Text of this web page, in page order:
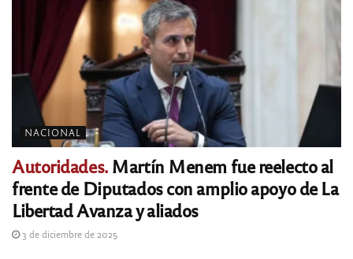
NACIONAL
Autoridades.Martín Menem fue reelecto al
frente de Diputados con amplio apoyo de La
Libertad Avanza y aliados
3 de diciembre de 2025